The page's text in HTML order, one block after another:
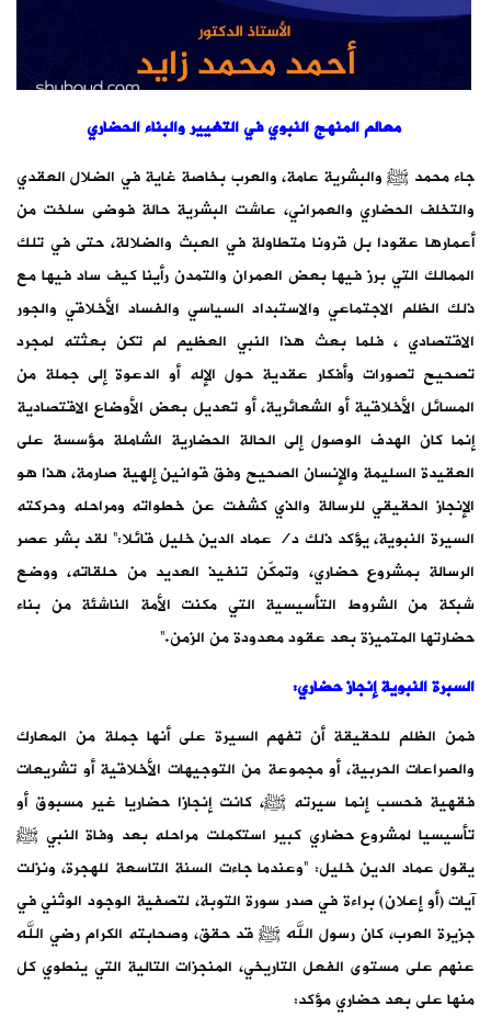
معالم المنهج النبوي في التغيير والبناء الحضاري
جاء محمد ﷺ والبشرية عامة، والعرب بخاصة غاية في الضلال العقدي
والتخلف الحضاري والعمراني، عاشت البشرية حالة فوضى سلخت من
أعمارها عقودا بل قرونا متطاولة في العبث والضلالة، حتى في تلك
الممالك التي برز فيها بعض العمران والتمدن رأينا كيف ساد فيها مع
ذلك الظلم الاجتماعي والاستبداد السياسي والفساد الأخلاقي والجور
الاقتصادي ، فلما بعث هذا النبي العظيم لم تكن بعثته لمجرد
تصحيح تصورات وأفكار عقدية حول الإله أو الدعوة إلى جملة من
المسائل الأخلاقية أو الشعائرية، أو تعديل بعض الأوضاع الاقتصادية
إنما كان الهدف الوصول إلى الحالة الحضارية الشاملة مؤسسة على
العقيدة السليمة والإنسان الصحيح وفق قوانين إلهية صارمة، هذا هو
الإنجاز الحقيقي للرسالة والذي كشفت عن خطواته ومراحله وحركته
السيرة النبوية، يؤكد ذلك د/ عماد الدين خليل قائلا:” لقد بشر عصر
الرسالة بمشروع حضاري، وتمكّن تنفيذ العديد من حلقاته، ووضع
شبكة من الشروط التأسيسية التي مكنت الأمة الناشئة من بناء
حضارتها المتميزة بعد عقود معدودة من الزمن.”
السبرة النبوية إنجاز حضاري:
فمن الظلم للحقيقة أن تفهم السيرة على أنها جملة من المعارك
والصراعات الحربية، أو مجموعة من التوجيهات الأخلاقية أو تشريعات
فقهية فحسب إنما سيرته ﷺ، كانت إنجازا حضاريا غير مسبوق أو
تأسيسيا لمشروع حضاري كبير استكملت مراحله بعد وفاة النبي ﷺ
يقول عماد الدين خليل: “وعندما جاءت السنة التاسعة للهجرة، ونزلت
آيات (أو إعلان) براءة في صدر سورة التوبة، لتصفية الوجود الوثني في
جزيرة العرب، كان رسول الله ﷺ قد حقق، وصحابته الكرام رضي الله
عنهم على مستوى الفعل التاريخي، المنجزات التالية التي ينطوي كل
منها على بعد حضاري مؤكد: